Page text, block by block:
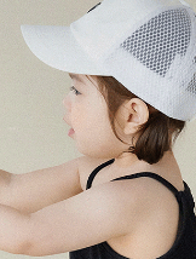
26SS 신상 BEST